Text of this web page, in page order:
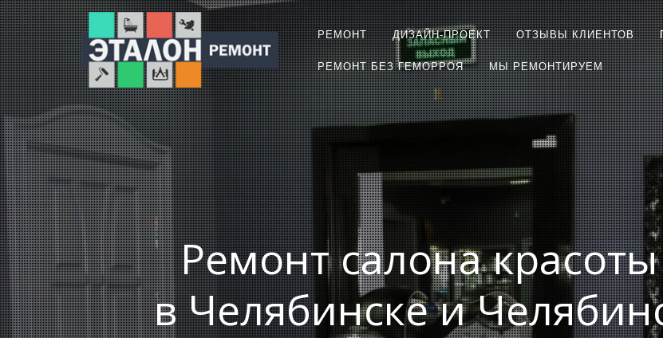
РЕМОНТ ДИЗАЙН-ПРОЕКТ ОТЗЫВЫ КЛИЕНТОВ
РЕМОНТ БЕЗ ГЕМОРРОЯ МЫ РЕМОНТИРУЕМ
Ремонт салона
в Челябинске и